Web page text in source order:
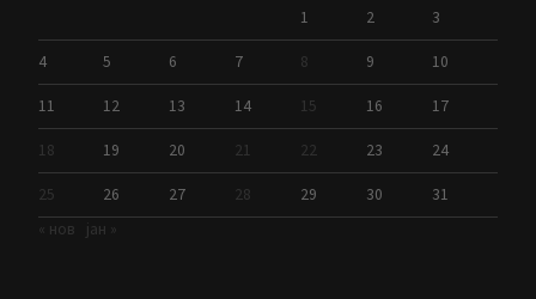
1 2 3
4 5 6 7 8 9 10
11 12 13 14 15 16 17
18 19 20 21 22 23 24
25 26 27 28 29 30
31
« нов
јан »